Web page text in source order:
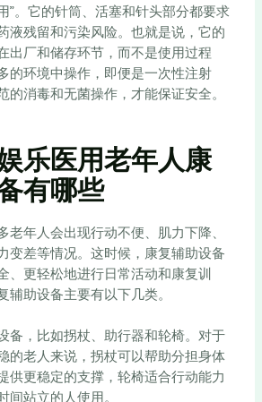
”。它的针筒、活塞和针头部分都要求
液残留和污染风险。也就是说，它的
出厂和储存环节，而不是使用过程
的环境中操作，即便是一次性注射
的消毒和无菌操作，才能保证安全。
乐医用老年人康
有哪些
老年人会出现行动不便、肌力下降、
变差等情况。这时候，康复辅助设备
、更轻松地进行日常活动和康复训
辅助设备主要有以下几类。
备，比如拐杖、助行器和轮椅。对于
的老人来说，拐杖可以帮助分担身体
供更稳定的支撑，轮椅适合行动能力
间站立的人使用。